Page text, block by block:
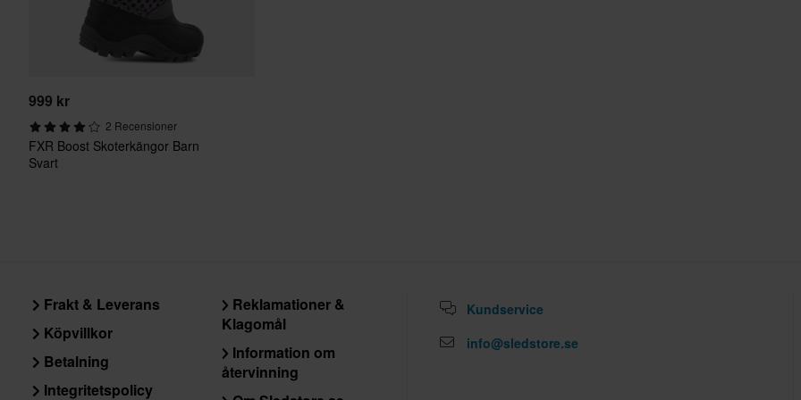
999 kr
2 Recensioner
FXR Boost Skoterkängor Barn
Svart
Frakt & Leverans
Köpvillkor
Betalning
Integritetspolicy
Reklamationer &
Klagomål
Information om
återvinning
Kundservice
info@sledstore.se